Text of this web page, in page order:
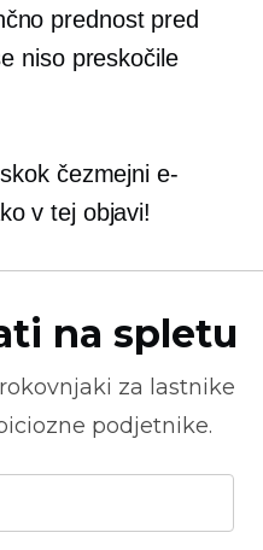
prednost pred
niso preskočile
čezmejni e-
v tej objavi!
na spletu
za lastnike
podjetnike.